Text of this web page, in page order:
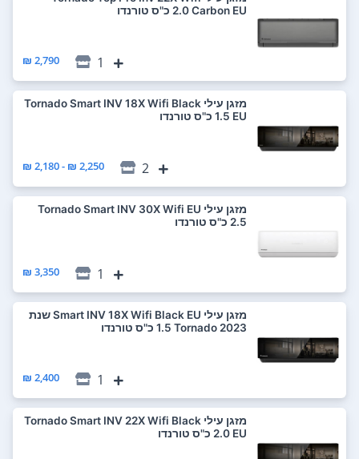
Carbon EU ‏2.0 ‏כ"ס טורנדו
1
2,790 ₪
‏מזגן עילי Tornado Smart INV 18X Wifi Black
EU ‏1.5 ‏כ"ס טורנדו
2
2,250 ₪ - 2,180 ₪
‏מזגן עילי Tornado Smart INV 30X Wifi EU
1
3,350 ₪
‏מזגן עילי Smart INV 18X Wifi Black EU שנת
2023 Tornado ‏1.5 ‏כ"ס טורנדו
1
2,400 ₪
‏מזגן עילי Tornado Smart INV 22X Wifi Black
EU ‏2.0 ‏כ"ס טורנדו